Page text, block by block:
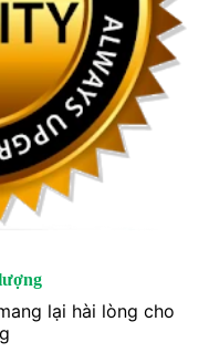
lại hài lòng cho